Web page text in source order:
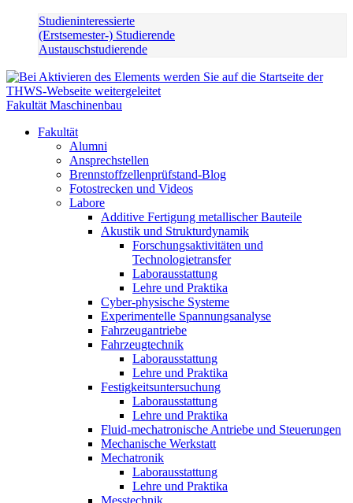
Studieninteressierte
(Erstsemester-) Studierende
Austauschstudierende
Fakultät Maschinenbau
Fakultät
Alumni
Ansprechstellen
Brennstoffzellenprüfstand-Blog
Fotostrecken und Videos
Labore
Additive Fertigung metallischer Bauteile
Akustik und Strukturdynamik
Forschungsaktivitäten und
Technologietransfer
Laborausstattung
Lehre und Praktika
Cyber-physische Systeme
Experimentelle Spannungsanalyse
Fahrzeugantriebe
Fahrzeugtechnik
Laborausstattung
Lehre und Praktika
Festigkeitsuntersuchung
Laborausstattung
Lehre und Praktika
Fluid-mechatronische Antriebe und Steuerungen
Mechanische Werkstatt
Mechatronik
Laborausstattung
Lehre und Praktika
Messtechnik